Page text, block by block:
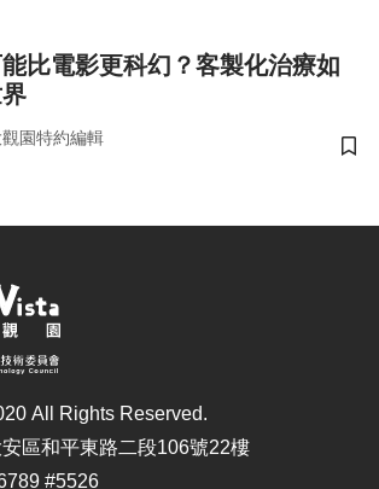
比電影更科幻？客製化治療如
園特約編輯
儲
All Rights Reserved.
區和平東路二段106號22樓
#5526